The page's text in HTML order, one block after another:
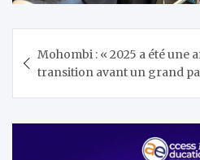
de
l’article
Mohombi : « 2025 a été une
transition avant un grand